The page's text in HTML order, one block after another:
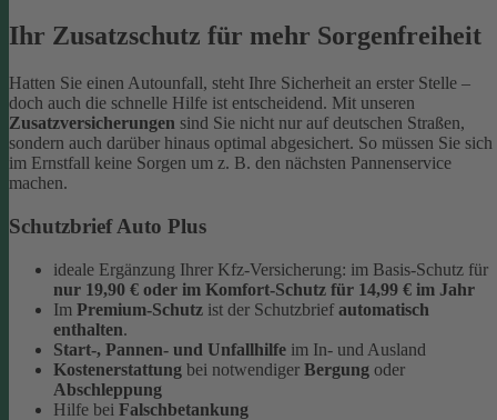
Ihr Zusatzschutz für mehr Sorgenfreiheit
Hatten Sie einen Autounfall, steht Ihre Sicherheit an erster Stelle –
doch auch die schnelle Hilfe ist entscheidend. Mit unseren
Zusatzversicherungen sind Sie nicht nur auf deutschen Straßen,
sondern auch darüber hinaus optimal abgesichert. So müssen Sie sich
im Ernstfall keine Sorgen um z. B. den nächsten Pannenservice
machen.
Schutzbrief Auto Plus
ideale Ergänzung Ihrer Kfz-Versicherung: im Basis-Schutz für
nur 19,90 € oder im Komfort-Schutz für 14,99 € im Jahr
Im Premium-Schutz ist der Schutzbrief automatisch
enthalten.
Start-, Pannen- und Unfallhilfe im In- und Ausland
Kostenerstattung bei notwendiger Bergung oder
Abschleppung
Hilfe bei Falschbetankung